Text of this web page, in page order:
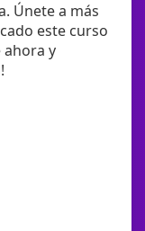
Únete a más
este curso
ahora y